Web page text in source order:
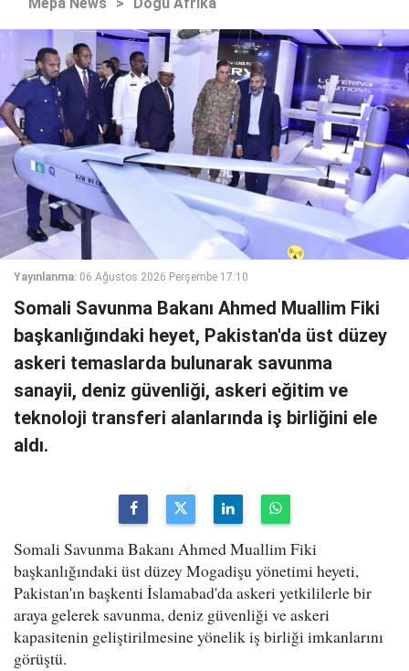
Yayınlanma: 06 Ağustos 2026 Perşembe 17:10
Somali Savunma Bakanı Ahmed Muallim Fiki
başkanlığındaki heyet, Pakistan'da üst düzey
askeri temaslarda bulunarak savunma
sanayii, deniz güvenliği, askeri eğitim ve
teknoloji transferi alanlarında iş birliğini ele
aldı.
Somali Savunma Bakanı Ahmed Muallim Fiki
başkanlığındaki üst düzey Mogadişu yönetimi heyeti,
Pakistan'ın başkenti İslamabad'da askeri yetkililerle bir
araya gelerek savunma, deniz güvenliği ve askeri
kapasitenin geliştirilmesine yönelik iş birliği imkanlarını
görüştü.